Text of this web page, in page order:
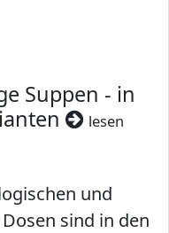
Suppen - in
lesen
und
sind in den